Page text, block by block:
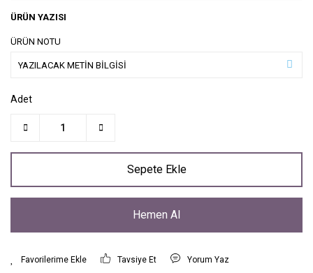
ÜRÜN YAZISI
ÜRÜN NOTU
Adet
Sepete Ekle
Hemen Al
Tavsiye Et Yorum Yaz